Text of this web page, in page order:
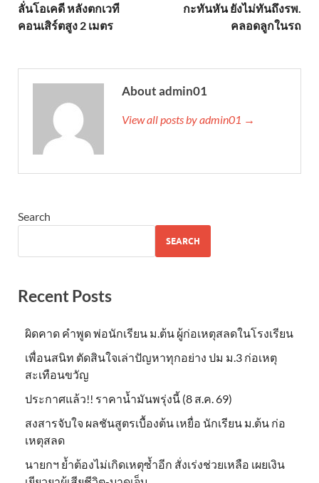
ลั่นโอเคดี หลังตกเวที
คอนเสิร์ตสูง 2 เมตร
กะทันหัน ยังไม่ทันถึงรพ.
คลอดลูกในรถ
About admin01
View all posts by admin01 →
Search
SEARCH
Recent Posts
ผิดคาด คำพูด พ่อนักเรียน ม.ต้น ผู้ก่อเหตุสลดในโรงเรียน
เพื่อนสนิท ตัดสินใจเล่าปัญหาทุกอย่าง ปม ม.3 ก่อเหตุ
สะเทือนขวัญ
ประกาศแล้ว!! ราคาน้ำมันพรุ่งนี้ (8 ส.ค. 69)
สงสารจับใจ ผลชันสูตรเบื้องต้น เหยื่อ นักเรียน ม.ต้น ก่อ
เหตุสลด
นายกฯ ย้ำต้องไม่เกิดเหตุซ้ำอีก สั่งเร่งช่วยเหลือ เผยเงิน